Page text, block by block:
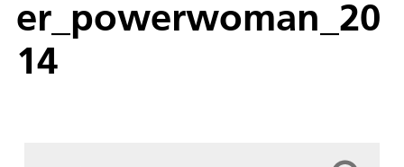
er_powerwoman_20
14